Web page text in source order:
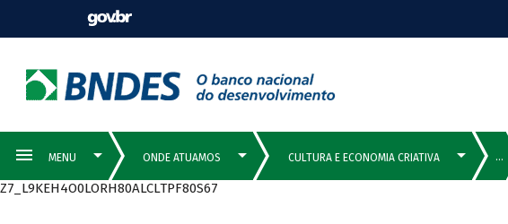
Z7_L9KEH4O0LORH80ALCLTPF80S67